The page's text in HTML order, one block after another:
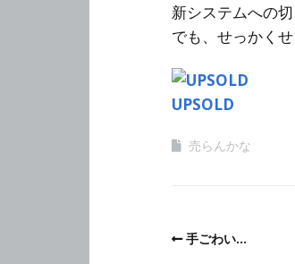
新システムへの
でも、せっかく
UPSOLD
売らんかな
手ごわい…